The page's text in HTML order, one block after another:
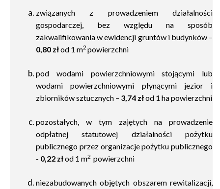
związanych z prowadzeniem działalności
gospodarczej, bez względu na sposób
zakwalifikowania w ewidencji gruntów i budynków –
0,80 złod 1 m2 powierzchni
pod wodami powierzchniowymi stojącymi lub
wodami powierzchniowymi płynącymi jezior i
zbiorników sztucznych – 3,74 złod 1 hapowierzchni
pozostałych, w tym zajętych na prowadzenie
odpłatnej statutowej działalności pożytku
publicznego przez organizacje pożytku publicznego
- 0,22 złod 1 m2 powierzchni
niezabudowanych objętych obszarem rewitalizacji,